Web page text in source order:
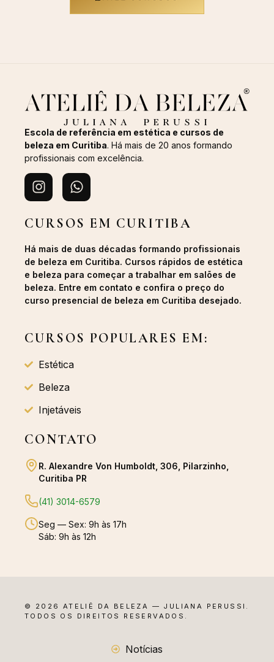
Escola de referência em estética e cursos de
beleza em Curitiba. Há mais de 20 anos formando
profissionais com excelência.
CURSOS EM CURITIBA
Há mais de duas décadas formando profissionais
de beleza em Curitiba. Cursos rápidos de estética
e beleza para começar a trabalhar em salões de
beleza. Entre em contato e confira o preço do
curso presencial de beleza em Curitiba desejado.
CURSOS POPULARES EM:
Estética
Beleza
Injetáveis
CONTATO
R. Alexandre Von Humboldt, 306, Pilarzinho,
Curitiba PR
(41) 3014-6579
Seg — Sex: 9h às 17h
Sáb: 9h às 12h
© 2026 ATELIÊ DA BELEZA — JULIANA PERUSSI.
TODOS OS DIREITOS RESERVADOS.
Notícias